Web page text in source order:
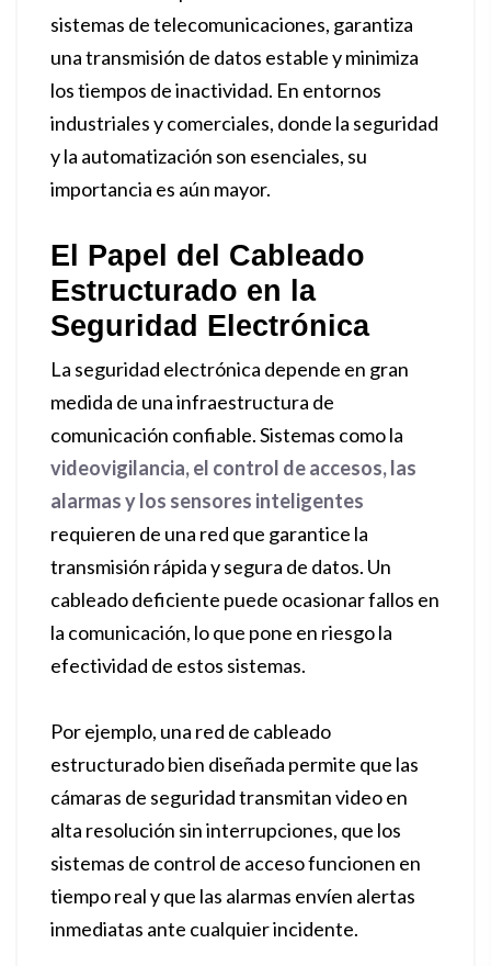
sistemas de telecomunicaciones, garantiza
una transmisión de datos estable y minimiza
los tiempos de inactividad. En entornos
industriales y comerciales, donde la seguridad
y la automatización son esenciales, su
importancia es aún mayor.
El Papel del Cableado
Estructurado en la
Seguridad Electrónica
La seguridad electrónica depende en gran
medida de una infraestructura de
comunicación confiable. Sistemas como la
videovigilancia, el control de accesos, las
alarmas y los sensores inteligentes
requieren de una red que garantice la
transmisión rápida y segura de datos. Un
cableado deficiente puede ocasionar fallos en
la comunicación, lo que pone en riesgo la
efectividad de estos sistemas.
Por ejemplo, una red de cableado
estructurado bien diseñada permite que las
cámaras de seguridad transmitan video en
alta resolución sin interrupciones, que los
sistemas de control de acceso funcionen en
tiempo real y que las alarmas envíen alertas
inmediatas ante cualquier incidente.